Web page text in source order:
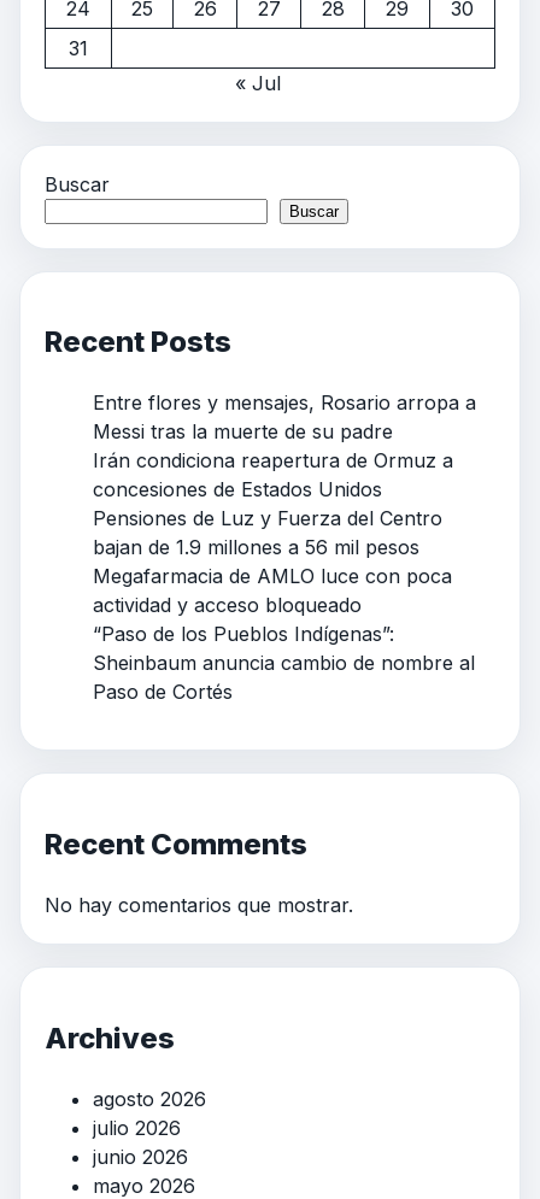
24 25 26 27 28 29
30
31
« Jul
Buscar
Buscar
Recent Posts
Entre flores y mensajes, Rosario arropa a
Messi tras la muerte de su padre
Irán condiciona reapertura de Ormuz a
concesiones de Estados Unidos
Pensiones de Luz y Fuerza del Centro
bajan de 1.9 millones a 56 mil pesos
Megafarmacia de AMLO luce con poca
actividad y acceso bloqueado
“Paso de los Pueblos Indígenas”:
Sheinbaum anuncia cambio de nombre al
Paso de Cortés
Recent Comments
No hay comentarios que mostrar.
Archives
agosto 2026
julio 2026
junio 2026
mayo 2026